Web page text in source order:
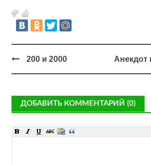
200 и 2000 Анекдот
ДОБАВИТЬ КОММЕНТАРИЙ (0)